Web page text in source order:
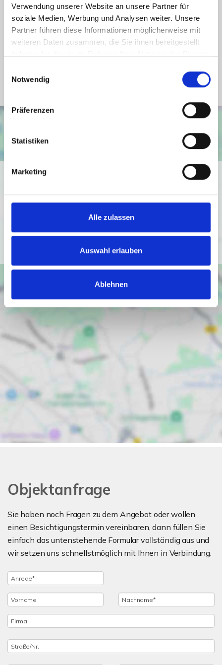
Verwendung unserer Website an unsere Partner für
soziale Medien, Werbung und Analysen weiter. Unsere
Partner führen diese Informationen möglicherweise mit
weiteren Daten zusammen, die Sie ihnen bereitgestellt
Notwendig
Präferenzen
Statistiken
Marketing
Alle zulassen
Auswahl erlauben
Ablehnen
Energieausweis Werteklasse
H
Energieausweis Baujahr
1974
Energieausweis Gebäudeart
Wohngebäude
Heizung
Zentralheizung
Ich bin damit einverstanden, dass mir Karten von Google
Datenschutzbedingungen von Google
https://policies.google.com/privacy
Objektanfrage
Sie haben noch Fragen zu dem Angebot oder wollen
einen Besichtigungstermin vereinbaren, dann füllen Sie
einfach das untenstehende Formular vollständig aus und
wir setzen uns schnellstmöglich mit Ihnen in Verbindung.